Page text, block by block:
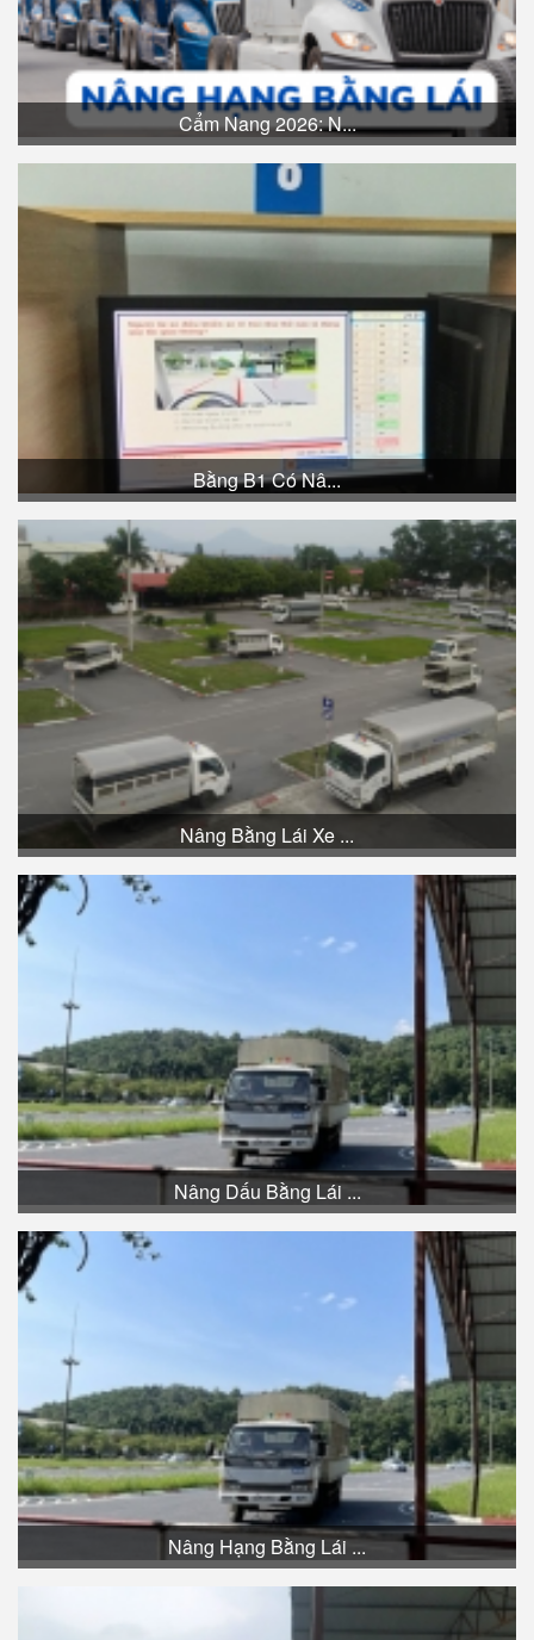
Cẩm Nang 2026: N...
Bằng B1 Có Nâ...
Nâng Bằng Lái Xe ...
Nâng Dấu Bằng Lái ...
Nâng Hạng Bằng Lái ...